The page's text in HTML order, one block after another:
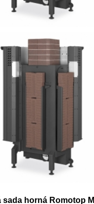
horná Romotop